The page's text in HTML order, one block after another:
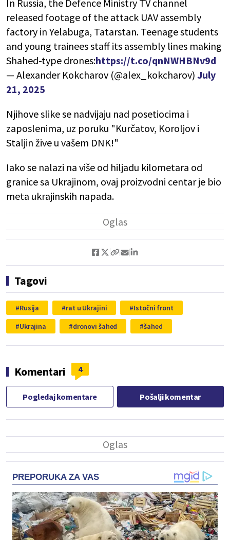
In Russia, the Defence Ministry TV channel
released footage of the attack UAV assembly
factory in Yelabuga, Tatarstan. Teenage students
and young trainees staff its assembly lines making
Shahed-type drones:https://t.co/qnNWHBNv9d
— Alexander Kokcharov (@alex_kokcharov) July
21, 2025
Njihove slike se nadvijaju nad posetiocima i
zaposlenima, uz poruku "Kurčatov, Koroljov i
Staljin žive u vašem DNK!"
Iako se nalazi na više od hiljadu kilometara od
granice sa Ukrajinom, ovaj proizvodni centar je bio
meta ukrajinskih napada.
Tagovi
Rusija rat u Ukrajini
Istočni front
Ukrajina
dronovi šahed šahed
Komentari 4
Pogledaj komentare Pošalji komentar
PREPORUKA ZA VAS